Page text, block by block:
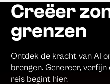
Creëer
grenzen
Ontdek de kracht van AI
brengen. Genereer,
reis begint hier.